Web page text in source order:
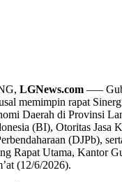
LGNews.com —–
memimpin rapat
Daerah di Provinsi
(BI), Otoritas Jasa
(DJPb),
Rapat Utama, Kantor
(12/6/2026).